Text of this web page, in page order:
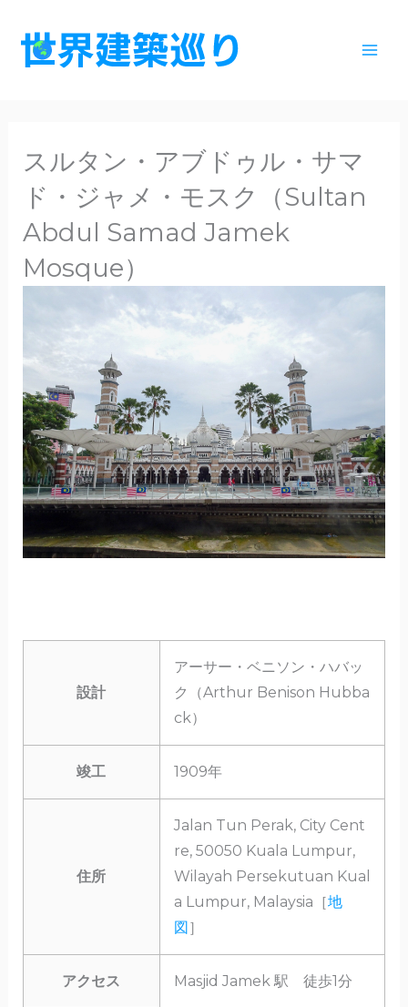
スルタン・アブドゥル・サマ
ド・ジャメ・モスク（Sultan
Abdul Samad Jamek
Mosque）
設計
アーサー・ベニソン・ハバッ
ク（Arthur Benison Hubba
ck）
竣工 1909年
住所
Jalan Tun Perak, City Cent
re, 50050 Kuala Lumpur,
Wilayah Persekutuan Kual
a Lumpur, Malaysia［地
図］
アクセス Masjid Jamek 駅 徒歩1分